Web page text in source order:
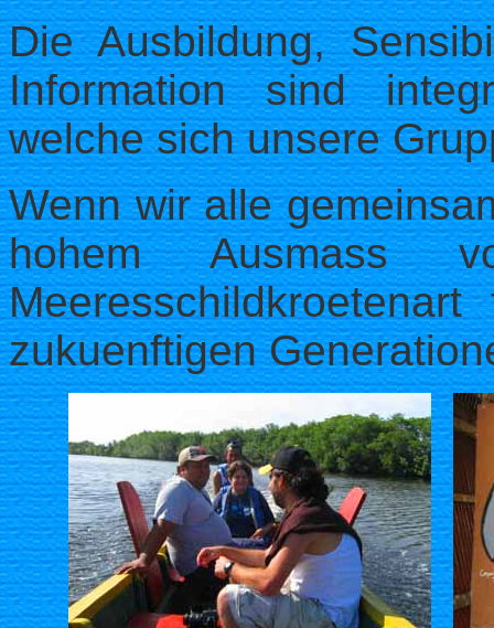
Die Ausbildung,
Information sind
welche sich unsere
Wenn wir alle
hohem Ausmass
zukuenftigen